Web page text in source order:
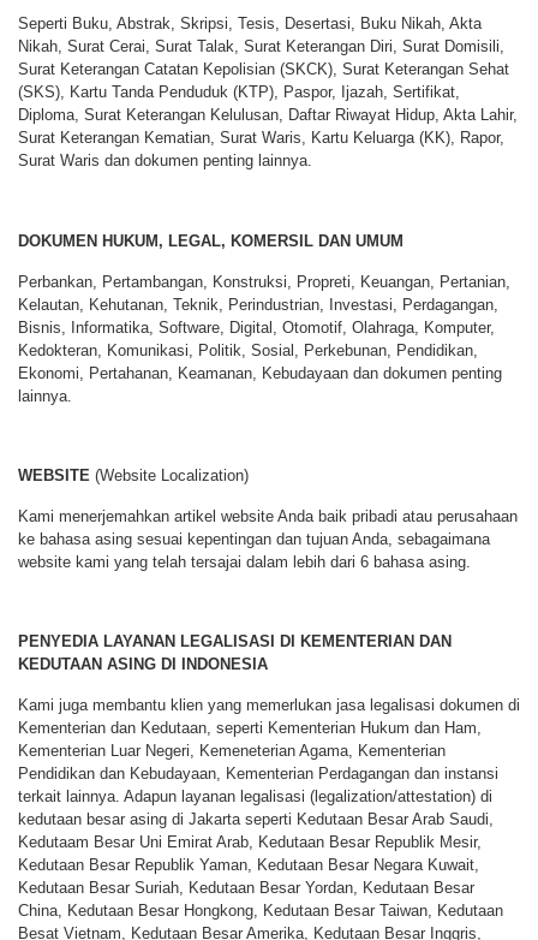
Seperti Buku, Abstrak, Skripsi, Tesis, Desertasi, Buku Nikah, Akta
Nikah, Surat Cerai, Surat Talak, Surat Keterangan Diri, Surat Domisili,
Surat Keterangan Catatan Kepolisian (SKCK), Surat Keterangan Sehat
(SKS), Kartu Tanda Penduduk (KTP), Paspor, Ijazah, Sertifikat,
Diploma, Surat Keterangan Kelulusan, Daftar Riwayat Hidup, Akta Lahir,
Surat Keterangan Kematian, Surat Waris, Kartu Keluarga (KK), Rapor,
Surat Waris dan dokumen penting lainnya.
DOKUMEN HUKUM, LEGAL, KOMERSIL DAN UMUM
Perbankan, Pertambangan, Konstruksi, Propreti, Keuangan, Pertanian,
Kelautan, Kehutanan, Teknik, Perindustrian, Investasi, Perdagangan,
Bisnis, Informatika, Software, Digital, Otomotif, Olahraga, Komputer,
Kedokteran, Komunikasi, Politik, Sosial, Perkebunan, Pendidikan,
Ekonomi, Pertahanan, Keamanan, Kebudayaan dan dokumen penting
lainnya.
WEBSITE (Website Localization)
Kami menerjemahkan artikel website Anda baik pribadi atau perusahaan
ke bahasa asing sesuai kepentingan dan tujuan Anda, sebagaimana
website kami yang telah tersajai dalam lebih dari 6 bahasa asing.
PENYEDIA LAYANAN LEGALISASI DI KEMENTERIAN DAN
KEDUTAAN ASING DI INDONESIA
Kami juga membantu klien yang memerlukan jasa legalisasi dokumen di
Kementerian dan Kedutaan, seperti Kementerian Hukum dan Ham,
Kementerian Luar Negeri, Kemeneterian Agama, Kementerian
Pendidikan dan Kebudayaan, Kementerian Perdagangan dan instansi
terkait lainnya. Adapun layanan legalisasi (legalization/attestation) di
kedutaan besar asing di Jakarta seperti Kedutaan Besar Arab Saudi,
Kedutaam Besar Uni Emirat Arab, Kedutaan Besar Republik Mesir,
Kedutaan Besar Republik Yaman, Kedutaan Besar Negara Kuwait,
Kedutaan Besar Suriah, Kedutaan Besar Yordan, Kedutaan Besar
China, Kedutaan Besar Hongkong, Kedutaan Besar Taiwan, Kedutaan
Besat Vietnam, Kedutaan Besar Amerika, Kedutaan Besar Inggris,